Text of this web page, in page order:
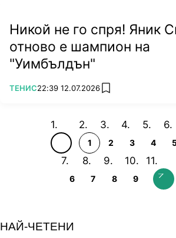
Никой не го спря! Яник
отново е шампион на
"Уимбълдън"
ПОВЕЧЕ ОТ
ТЕНИС22:39 12.07.2026 add favorites
1 2 3 4
6 7 8 9
НАЙ-ЧЕТЕНИ